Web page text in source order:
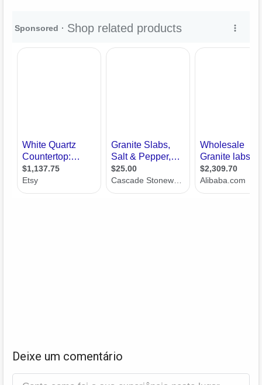
Deixe um comentário